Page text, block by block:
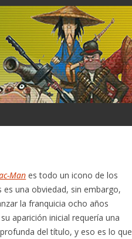
Man es todo un icono de los
es una obviedad, sin embargo,
la franquicia ocho años
aparición inicial requería una
del título, y eso es lo que